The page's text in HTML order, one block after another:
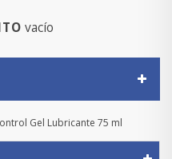
vacío
Gel Lubricante 75 ml